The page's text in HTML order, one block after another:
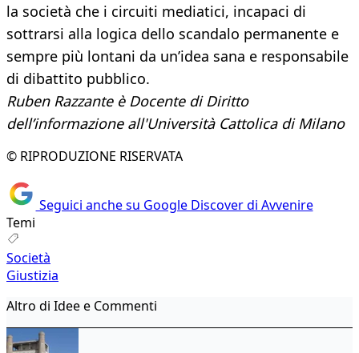
la società che i circuiti mediatici, incapaci di
sottrarsi alla logica dello scandalo permanente e
sempre più lontani da un’idea sana e responsabile
di dibattito pubblico.
Ruben Razzante è Docente di Diritto
dell’informazione all'Università Cattolica di Milano
© RIPRODUZIONE RISERVATA
Seguici anche su Google Discover di Avvenire
Temi
Società
Giustizia
Altro di Idee e Commenti